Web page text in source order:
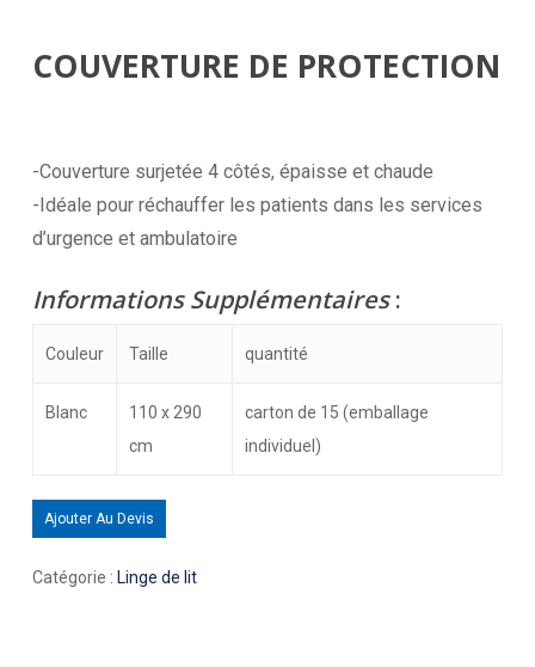
COUVERTURE DE PROTECTION
-Couverture surjetée 4 côtés, épaisse et chaude
-Idéale pour réchauffer les patients dans les services
d’urgence et ambulatoire
Informations Supplémentaires:
Couleur Taille quantité
Blanc
110 x 290
cm
carton de 15 (emballage
individuel)
Ajouter Au Devis
Catégorie : Linge de lit